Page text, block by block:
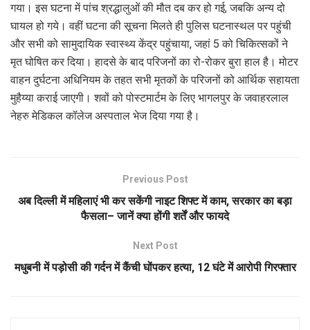
गया। इस घटना में पांच श्रद्धालुओं की मौत दब कर हो गई, जबकि अन्य दो
घायल हो गये। वहीं घटना की सूचना मिलते ही पुलिस घटनास्थल पर पहुंची
और सभी को सामुदायिक स्वास्थ्य केंद्र पहुंचाया, जहां 5 को चिकित्सकों ने
मृत घोषित कर दिया। हादसे के बाद परिजनों का रो-रोकर बुरा हाल है। मोटर
वाहन दुर्घटना अधिनियम के तहत सभी मृतकों के परिजनों को आर्थिक सहायता
मुहैय्या कराई जाएगी। शवों को पोस्टमार्टम के लिए भागलपुर के जवाहरलाल
नेहरु मेडिकल कॉलेज अस्पताल भेज दिया गया है।
Previous Post
अब दिल्ली में महिलाएं भी कर सकेंगी नाइट शिफ्ट में काम, सरकार का बड़ा
फैसला– जानें क्या होंगी शर्तें और फायदे
Next Post
मधुबनी में पड़ोसी की गर्दन में कैंची घोंपकर हत्या, 12 घंटे में आरोपी गिरफ्तार